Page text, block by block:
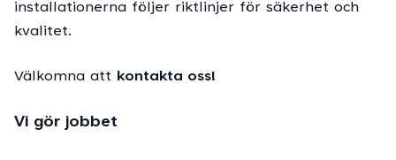
installationerna följer riktlinjer för säkerhet och
kvalitet.
Välkomna att kontakta oss!
Vi gör jobbet